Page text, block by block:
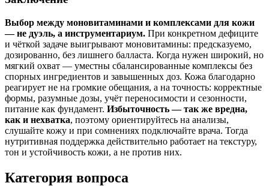
Выбор между моновитаминами и комплексами для кожи
— не дуэль, а инструментариум. При конкретном дефиците
и чёткой задаче выигрывают моновитамины: предсказуемо,
дозированно, без лишнего балласта. Когда нужен широкий, но
мягкий охват — уместны сбалансированные комплексы без
спорных ингредиентов и завышенных доз. Кожа благодарно
реагирует не на громкие обещания, а на точность: корректные
формы, разумные дозы, учёт переносимости и сезонности,
питание как фундамент. Избыточность — так же вредна,
как и нехватка, поэтому ориентируйтесь на анализы,
слушайте кожу и при сомнениях подключайте врача. Тогда
нутритивная поддержка действительно работает на текстуру,
тон и устойчивость кожи, а не против них.
Категория вопроса